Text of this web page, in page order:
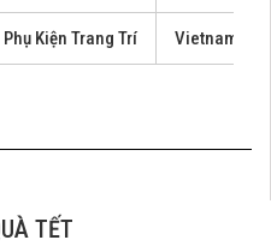
Kiện Trang Trí Vietnam
TẾT